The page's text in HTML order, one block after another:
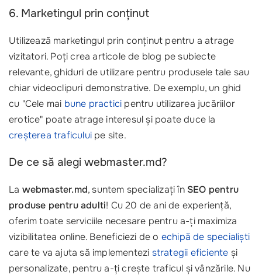
6. Marketingul prin conținut
Utilizează marketingul prin conținut pentru a atrage
vizitatori. Poți crea articole de blog pe subiecte
relevante, ghiduri de utilizare pentru produsele tale sau
chiar videoclipuri demonstrative. De exemplu, un ghid
cu "Cele mai bune practici pentru utilizarea jucăriilor
erotice" poate atrage interesul și poate duce la
creșterea traficului pe site.
De ce să alegi webmaster.md?
La webmaster.md, suntem specializați în SEO pentru
produse pentru adulti! Cu 20 de ani de experiență,
oferim toate serviciile necesare pentru a-ți maximiza
vizibilitatea online. Beneficiezi de o echipă de specialiști
care te va ajuta să implementezi strategii eficiente și
personalizate, pentru a-ți crește traficul și vânzările. Nu